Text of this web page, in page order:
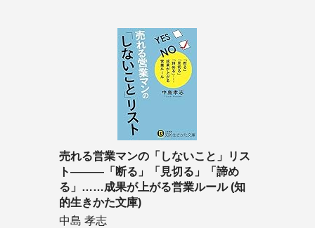
売れる営業マンの「しないこと」リス
ト―――「断る」「見切る」「諦め
る」……成果が上がる営業ルール (知
的生きかた文庫)
中島 孝志